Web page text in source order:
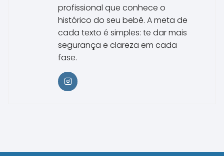
profissional que conhece o
histórico do seu bebê. A meta de
cada texto é simples: te dar mais
segurança e clareza em cada
fase.